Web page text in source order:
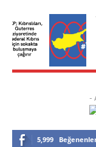
-
5,999